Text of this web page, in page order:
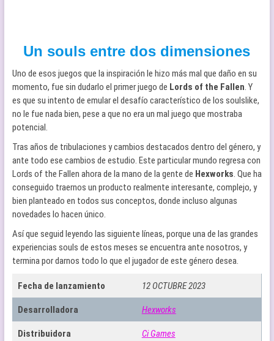
Un souls entre dos dimensiones
Uno de esos juegos que la inspiración le hizo más mal que daño en su
momento, fue sin dudarlo el primer juego de Lords of the Fallen. Y
es que su intento de emular el desafío característico de los soulslike,
no le fue nada bien, pese a que no era un mal juego que mostraba
potencial.
Tras años de tribulaciones y cambios destacados dentro del género, y
ante todo ese cambios de estudio. Este particular mundo regresa con
Lords of the Fallen ahora de la mano de la gente de Hexworks. Que ha
conseguido traernos un producto realmente interesante, complejo, y
bien planteado en todos sus conceptos, donde incluso algunas
novedades lo hacen único.
Así que seguid leyendo las siguiente líneas, porque una de las grandes
experiencias souls de estos meses se encuentra ante nosotros, y
termina por darnos todo lo que el jugador de este género desea.
Fecha de lanzamiento 12 OCTUBRE 2023
Desarrolladora Hexworks
Distribuidora Ci Games